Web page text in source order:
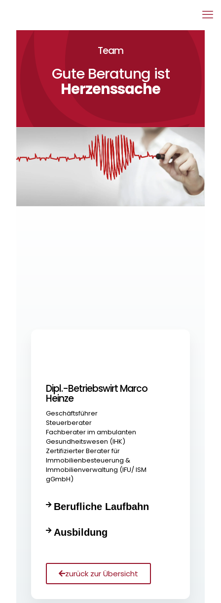
Team
Gute Beratung ist
Herzenssache
Dipl.-Betriebswirt Marco
Heinze
Geschäftsführer
Steuerberater
Fachberater im ambulanten
Gesundheitswesen (IHK)
Zertifizierter Berater für
Immobilienbesteuerung &
Immobilienverwaltung (IFU/ ISM
gGmbH)
Berufliche Laufbahn
Ausbildung
zurück zur Übersicht